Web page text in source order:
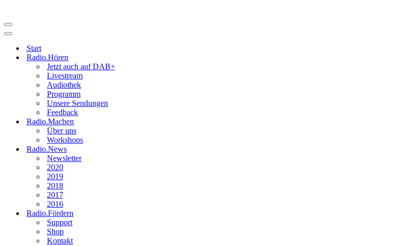
Navigationsmenü
Navigationsmenü
Start
Radio.Hören
Jetzt auch auf DAB+
Livestream
Audiothek
Programm
Unsere Sendungen
Feedback
Radio.Machen
Über uns
Workshops
Radio.News
Newsletter
2020
2019
2018
2017
2016
Radio.Fördern
Support
Shop
Kontakt